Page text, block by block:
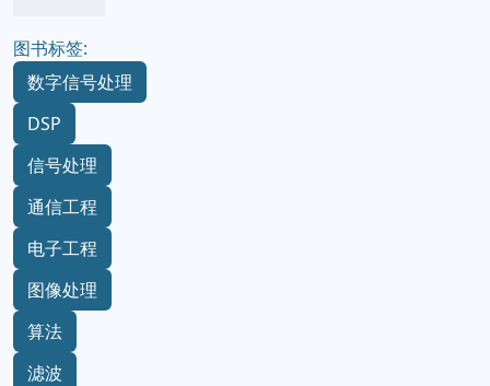
图书标签:
数字信号处理
DSP
信号处理
通信工程
电子工程
图像处理
算法
滤波